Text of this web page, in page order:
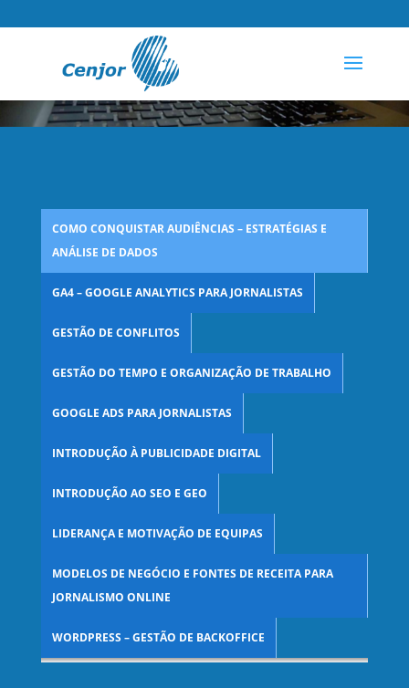
COMO CONQUISTAR AUDIÊNCIAS – ESTRATÉGIAS E
ANÁLISE DE DADOS
GA4 – GOOGLE ANALYTICS PARA JORNALISTAS
GESTÃO DE CONFLITOS
GESTÃO DO TEMPO E ORGANIZAÇÃO DE TRABALHO
GOOGLE ADS PARA JORNALISTAS
INTRODUÇÃO À PUBLICIDADE DIGITAL
INTRODUÇÃO AO SEO E GEO
LIDERANÇA E MOTIVAÇÃO DE EQUIPAS
MODELOS DE NEGÓCIO E FONTES DE RECEITA PARA
JORNALISMO ONLINE
WORDPRESS – GESTÃO DE BACKOFFICE